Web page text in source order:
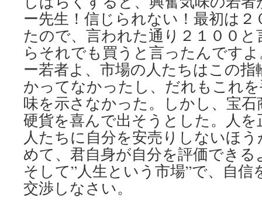
ー先生！信じられない！最初は
たので、言われた通り２１００
らそれでも買うと言ったんです
ー若者よ、市場の人たちはこの
かってなかったし、だれもこれ
味を示さなかった。しかし、宝
硬貨を喜んで出そうとした。人
人たちに自分を安売りしないほ
めて、君自身が自分を評価でき
そして”人生という市場”で、自
交渉しなさい。